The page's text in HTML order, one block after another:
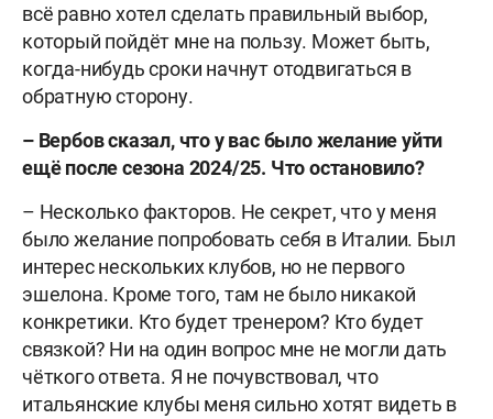
всё равно хотел сделать правильный выбор,
который пойдёт мне на пользу. Может быть,
когда-нибудь сроки начнут отодвигаться в
обратную сторону.
– Вербов сказал, что у вас было желание уйти
ещё после сезона 2024/25. Что остановило?
– Несколько факторов. Не секрет, что у меня
было желание попробовать себя в Италии. Был
интерес нескольких клубов, но не первого
эшелона. Кроме того, там не было никакой
конкретики. Кто будет тренером? Кто будет
связкой? Ни на один вопрос мне не могли дать
чёткого ответа. Я не почувствовал, что
итальянские клубы меня сильно хотят видеть в